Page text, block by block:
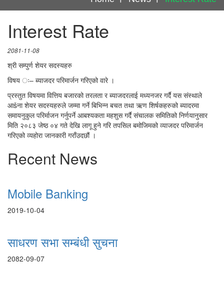
Interest Rate
2081-11-08
श्री सम्पुर्ण शेयर सदस्यहरु
विषय ः– ब्याजदर परिमार्जन गरिएको वारे ।
प्रस्तुत विषयमा वित्तिय बजारको तरलता र ब्याजदरलाई मध्यनजर गर्दै यस संस्थाले
आšना शेयर सदस्यहरुले जम्मा गर्ने बिभिन्न बचत तथा ऋण शिर्षकहरुको ब्यादरमा
समायनुकुल परिर्माजन गर्नुपर्ने आबश्यकता महशुस गर्दै संचालक समितिको निर्णयानुसार
मिति २०८३ जेष्ठ ०४ गते देखि लागू हुने गरि तपसिल बमोजिमको व्याजदर परिमार्जन
गरिएको व्यहोरा जानकारी गराँउदछौं ।
Recent News
Mobile Banking
2019-10-04
साधरण सभा सम्बंधी सुचना
2082-09-07